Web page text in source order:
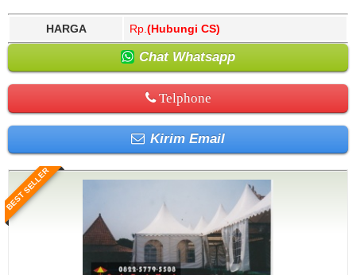
HARGA Rp. (Hubungi CS)
Chat Whatsapp
Telphone
Kirim Email
BEST SELLER